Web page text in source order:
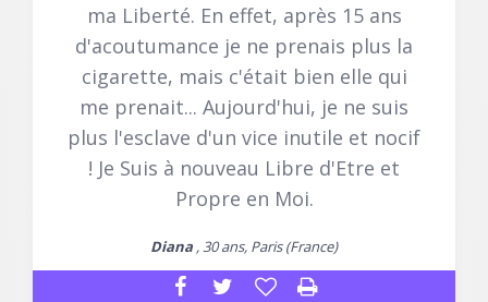
ma Liberté. En effet, après 15 ans
d'acoutumance je ne prenais plus la
cigarette, mais c'était bien elle qui
me prenait... Aujourd'hui, je ne suis
plus l'esclave d'un vice inutile et nocif
! Je Suis à nouveau Libre d'Etre et
Propre en Moi.
Diana , 30 ans, Paris (France)